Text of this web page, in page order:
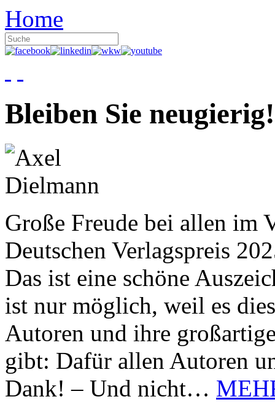
Home
Bleiben Sie neugierig!
Große Freude bei allen im
Deutschen Verlagspreis
Das ist eine schöne
ist nur möglich, weil es
Autoren und ihre
gibt: Dafür allen Autoren
Dank! – Und nicht…